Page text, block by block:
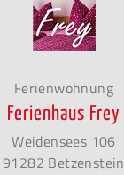
Ferienwohnung
Ferienhaus Frey
Weidensees 106
91282 Betzenstein